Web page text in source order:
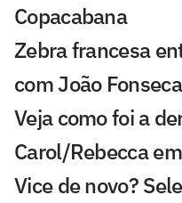
Copacabana
Zebra francesa
com João Fonseca
Veja como foi a
Carol/Rebecca
Vice de novo?